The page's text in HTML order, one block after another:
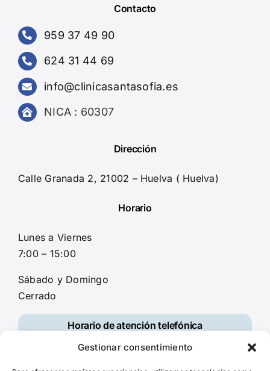
Gestionar consentimiento
Contacto
959 37 49 90
624 31 44 69
info@clinicasantasofia.es
NICA : 60307
Dirección
Calle Granada 2, 21002 – Huelva ( Huelva)
Horario
Lunes a Viernes
7:00 – 15:00
Sábado y Domingo
Cerrado
Horario de atención telefónica
Lunes a Viernes